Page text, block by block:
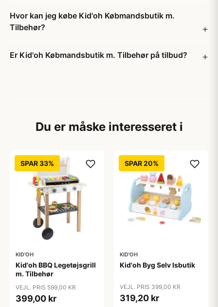
Hvor kan jeg købe Kid'oh Købmandsbutik m.
Tilbehør?
Er Kid'oh Købmandsbutik m. Tilbehør på tilbud?
Du er måske interesseret i
SPAR 33%
KID'OH
Kid'oh BBQ Legetøjsgrill
m. Tilbehør
VEJL. PRIS 599,00 KR
399,00 kr
SPAR 20%
KID'OH
Kid'oh Byg Selv Isbutik
VEJL. PRIS 399,00 KR
319,20 kr